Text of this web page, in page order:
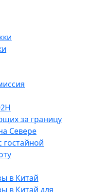
за границу
Севере
гостайной
в Китай
в Китай для